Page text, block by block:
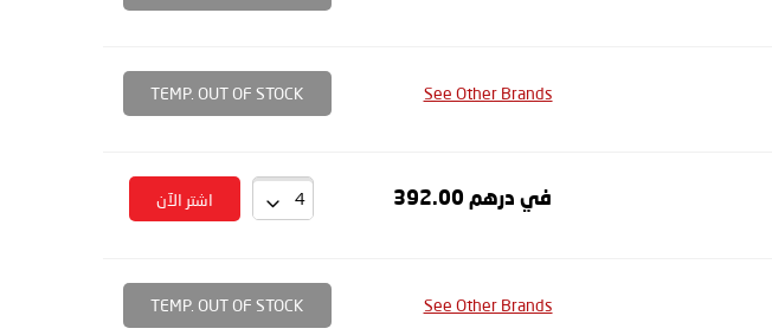
See Other Brands
TEMP. OUT OF STOCK
في درهم 392.00 اشتر الآن
See Other Brands
TEMP. OUT OF STOCK